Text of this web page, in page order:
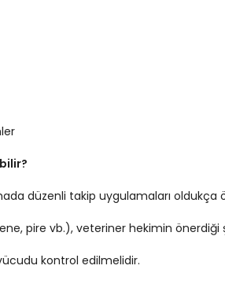
düzenli takip uygulamaları oldukça
pire vb.), veteriner hekimin önerdiği
kontrol edilmelidir.